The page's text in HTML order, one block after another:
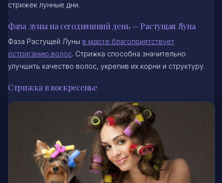
стрижек лунные дни.
Фаза луны на сегодняшний день — Растущая Луна
Фаза Растущей Луны в марте благоприятствует
остриганию волос. Стрижка способна значительно
улучшить качество волос, укрепив их корни и структуру.
Стрижка в воскресенье